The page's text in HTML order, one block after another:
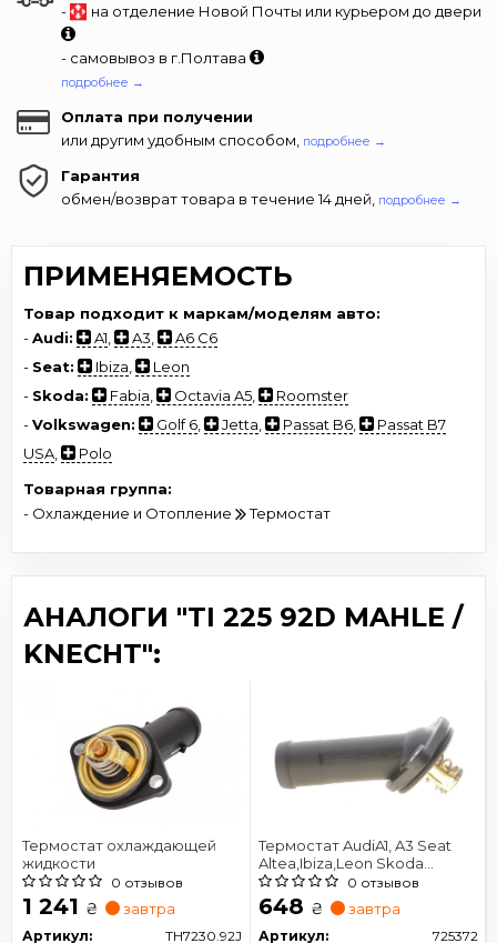
-
на отделение Новой Почты или курьером до двери
- самовывоз в г.Полтава
подробнее →
Оплата при получении
или другим удобным способом, подробнее →
Гарантия
обмен/возврат товара в течение 14 дней, подробнее →
ПРИМЕНЯЕМОСТЬ
Товар подходит к маркам/моделям авто:
-Audi: A1 A3
A6 C6
- Seat: Ibiza
Leon
- Skoda: Fabia Octavia A5
Roomster
-Volkswagen: Golf 6 Jetta Passat B6
Passat B7
USA
Polo
Товарная группа:
- Охлаждение и Отопление
Термостат
АНАЛОГИ "TI 225 92D MAHLE /
KNECHT":
Термостат охлаждающей
жидкости
0 отзывов
1 241 ₴ завтра
Артикул: TH7230.92J
Термостат AudiA1, A3 Seat
Altea,Ibiza,Leon Skoda
Fabia,Octavia VW Golf VI,
Passat,Polo,Touran 1.6TDI 09-
0 отзывов
648 ₴ завтра
Артикул: 725372